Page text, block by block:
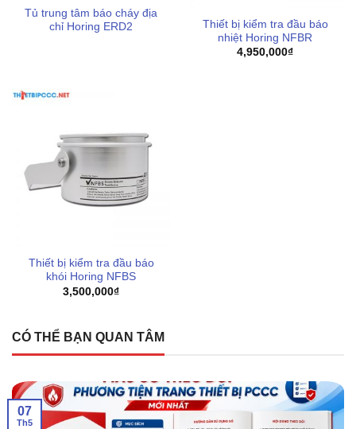
Tủ trung tâm báo cháy địa
chỉ Horing ERD2
Thiết bị kiểm tra đầu báo
nhiệt Horing NFBR
4,950,000₫
Thiết bị kiểm tra đầu báo
khói Horing NFBS
3,500,000₫
CÓ THỂ BẠN QUAN TÂM
07
Th5